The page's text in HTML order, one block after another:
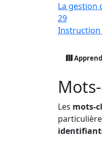
La gestion
29
Instruction
Les mots-